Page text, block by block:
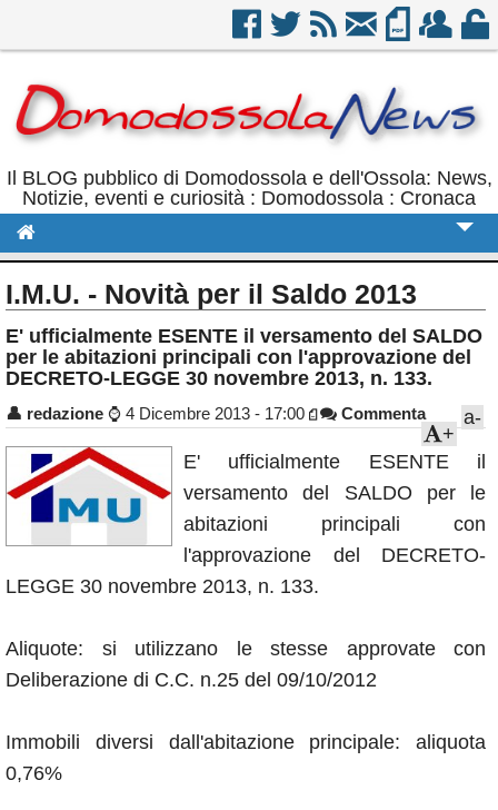
Il BLOG pubblico di Domodossola e dell'Ossola: News,
Notizie, eventi e curiosità : Domodossola : Cronaca
Politica
Sport
Calendario
Annunci
I.M.U. - Novità per il Saldo 2013
E' ufficialmente ESENTE il versamento del SALDO
per le abitazioni principali con l'approvazione del
DECRETO-LEGGE 30 novembre 2013, n. 133.
👤 redazione ⌚ 4 Dicembre 2013 - 17:00 Commenta a-
+
E' ufficialmente ESENTE il
versamento del SALDO per le
abitazioni principali con
l'approvazione del DECRETO-
LEGGE 30 novembre 2013, n. 133.
Aliquote: si utilizzano le stesse approvate con
Deliberazione di C.C. n.25 del 09/10/2012
Immobili diversi dall'abitazione principale: aliquota
0,76%